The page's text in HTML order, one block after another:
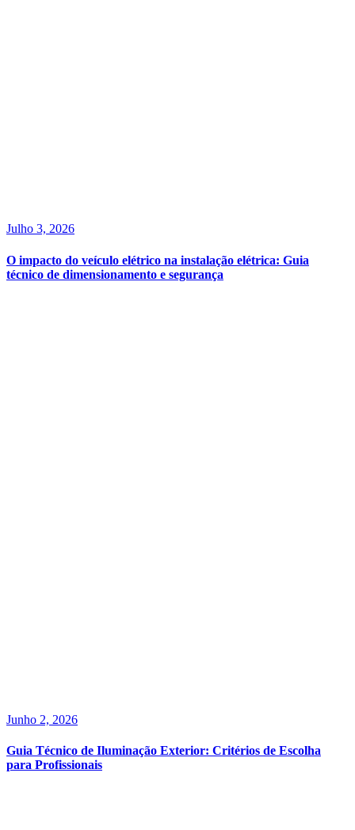
Julho 3, 2026
O impacto do veículo elétrico na instalação elétrica: Guia
técnico de dimensionamento e segurança
Junho 2, 2026
Guia Técnico de Iluminação Exterior: Critérios de Escolha
para Profissionais